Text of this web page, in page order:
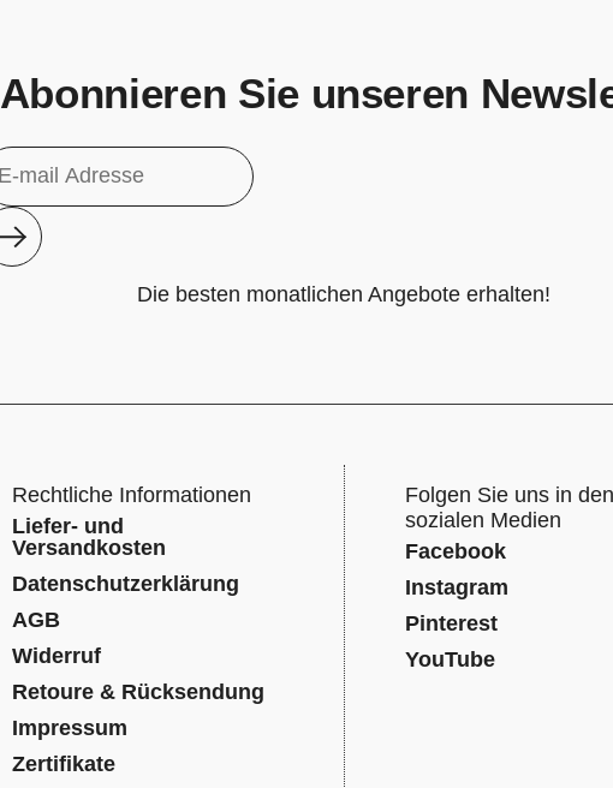
Abonnieren Sie unseren
Abonnieren
Die besten monatlichen Angebote erhalten!
Rechtliche Informationen
Liefer- und
Versandkosten
Datenschutzerklärung
AGB
Widerruf
Retoure & Rücksendung
Impressum
Zertifikate
Folgen Sie uns in den
sozialen Medien
Facebook
Instagram
Pinterest
YouTube